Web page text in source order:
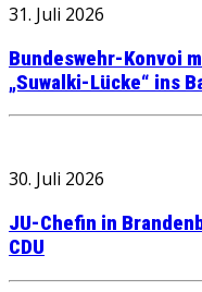
31. Juli 2026
Bundeswehr-Konvoi
„Suwalki-Lücke“ ins
30. Juli 2026
JU-Chefin in
CDU